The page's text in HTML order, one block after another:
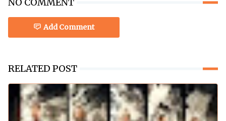
Add Comment
RELATED POST